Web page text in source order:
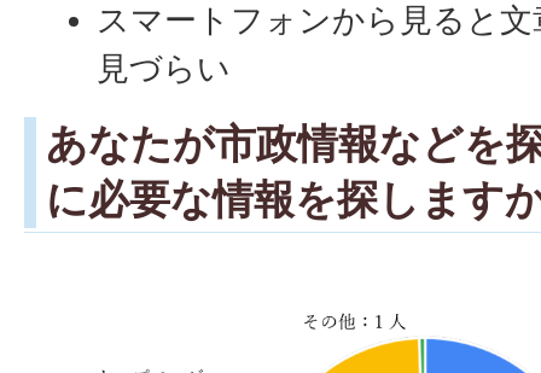
スマートフォンから見ると
見づらい
あなたが市政情報などを
に必要な情報を探します